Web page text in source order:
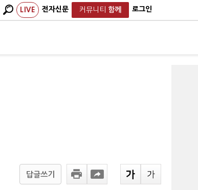
LIVE 전자신문 커뮤니티 함께 로그인
답글쓰기